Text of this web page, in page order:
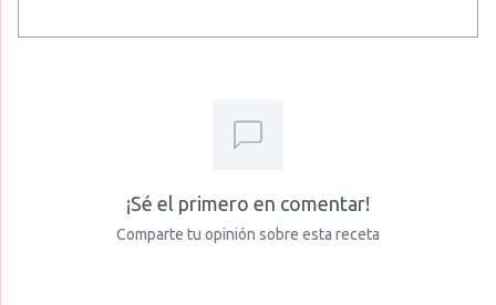
¡Sé el primero en comentar!
Comparte tu opinión sobre esta receta